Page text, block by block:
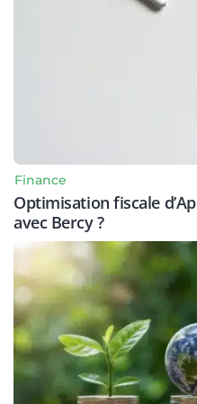
Finance
Optimisation fiscale
avec Bercy ?